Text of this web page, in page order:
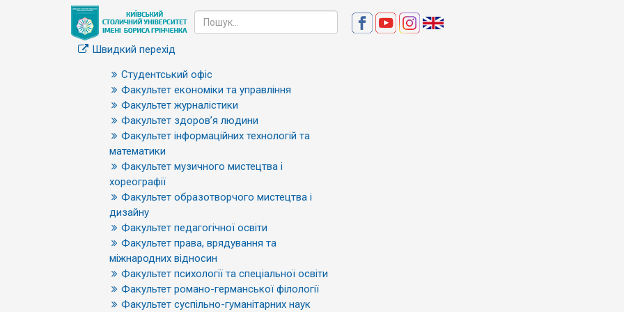
Швидкий перехід
Студентський офіс
Факультет економіки та управління
Факультет журналістики
Факультет здоров’я людини
Факультет інформаційних технологій та
математики
Факультет музичного мистецтва і
хореографії
Факультет образотворчого мистецтва і
дизайну
Факультет педагогічної освіти
Факультет права, врядування та
міжнародних відносин
Факультет психології та спеціальної освіти
Факультет романо-германської філології
Факультет суспільно-гуманітарних наук